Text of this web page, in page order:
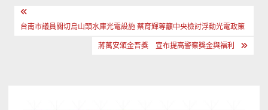
文
章
台南市議員關切烏山頭水庫光電設施 蔡育輝等籲中央檢討浮動光電政策
蔣萬安頒金吾獎 宣布提高警察獎金與福利